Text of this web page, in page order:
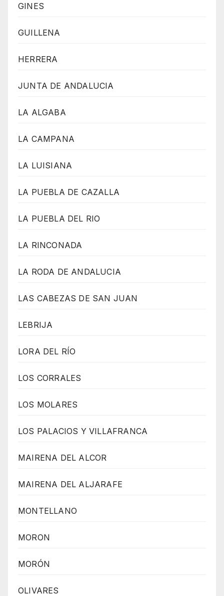
GINES
GUILLENA
HERRERA
JUNTA DE ANDALUCIA
LA ALGABA
LA CAMPANA
LA LUISIANA
LA PUEBLA DE CAZALLA
LA PUEBLA DEL RIO
LA RINCONADA
LA RODA DE ANDALUCIA
LAS CABEZAS DE SAN JUAN
LEBRIJA
LORA DEL RÍO
LOS CORRALES
LOS MOLARES
LOS PALACIOS Y VILLAFRANCA
MAIRENA DEL ALCOR
MAIRENA DEL ALJARAFE
MONTELLANO
MORON
MORÓN
OLIVARES